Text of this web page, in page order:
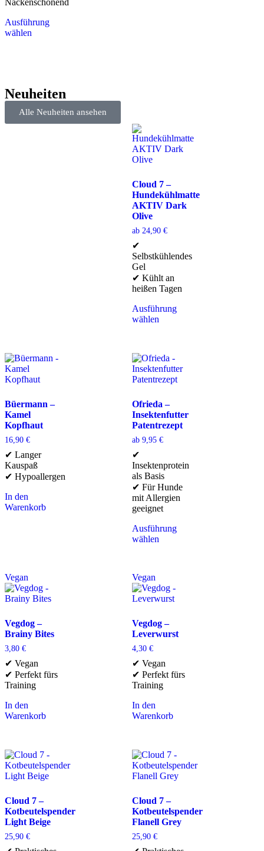
Nackenschonend
Ausführung
wählen
Neuheiten
Alle Neuheiten ansehen
Cloud 7 –
Hundekühlmatte
AKTIV Dark
Olive
ab 24,90 €
✔
Selbstkühlendes
Gel
✔ Kühlt an
heißen Tagen
Ausführung
wählen
Büermann –
Kamel
Kopfhaut
16,90 €
✔ Langer
Kauspaß
✔ Hypoallergen
In den
Warenkorb
Ofrieda –
Insektenfutter
Patentrezept
ab 9,95 €
✔
Insektenprotein
als Basis
✔ Für Hunde
mit Allergien
geeignet
Ausführung
wählen
Vegan
Vegdog –
Brainy Bites
3,80 €
✔ Vegan
✔ Perfekt fürs
Training
In den
Warenkorb
Vegan
Vegdog –
Leverwurst
4,30 €
✔ Vegan
✔ Perfekt fürs
Training
In den
Warenkorb
Cloud 7 –
Kotbeutelspender
Light Beige
25,90 €
Cloud 7 –
Kotbeutelspender
Flanell Grey
25,90 €